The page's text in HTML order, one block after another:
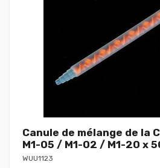
Canule de mélange de la
M1-05 / M1-02 / M1-20 x
WUU1123